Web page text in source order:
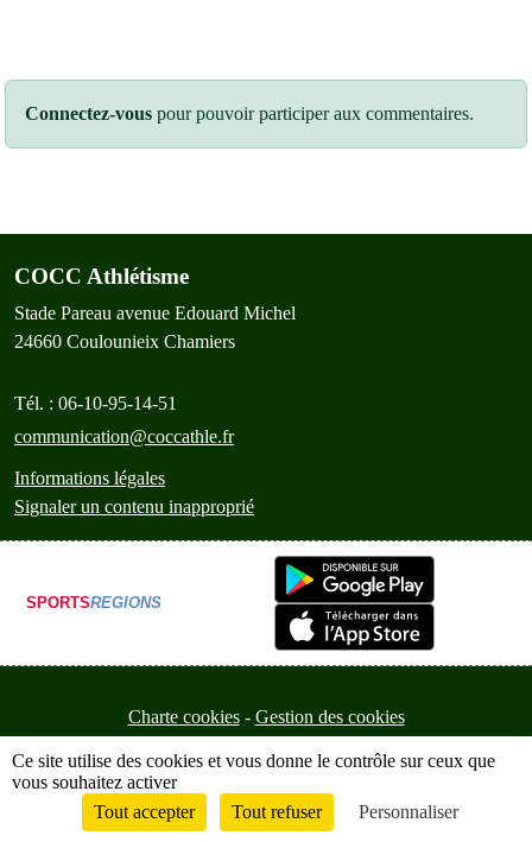
Connectez-vous pour pouvoir participer aux commentaires.
COCC Athlétisme
Stade Pareau avenue Edouard Michel
24660 Coulounieix Chamiers
Tél. : 06-10-95-14-51
communication@coccathle.fr
Informations légales
Signaler un contenu inapproprié
SPORTSREGIONS
Charte cookies Gestion des cookies
Envie de participer ? Connexion
Ce site utilise des cookies et vous donne le contrôle sur ceux que
vous souhaitez activer
Tout accepter
Tout refuser Personnaliser